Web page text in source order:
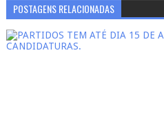
POSTAGENS RELACIONADAS